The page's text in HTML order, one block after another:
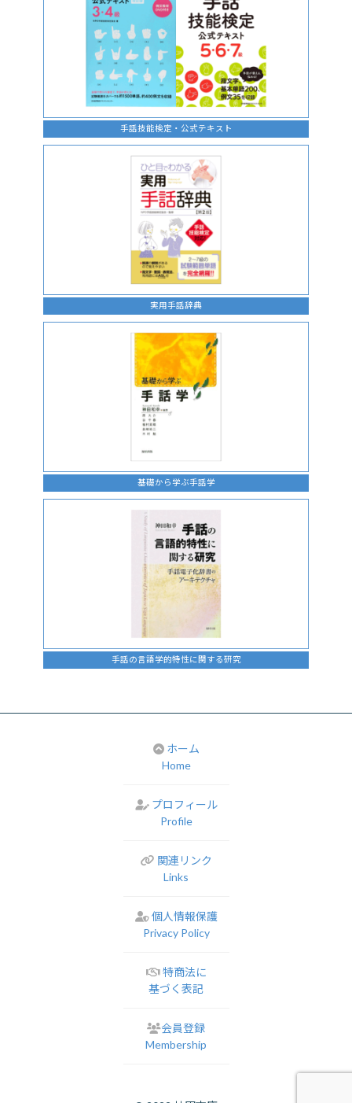
手話技能検定・公式テキスト
実用手話辞典
基礎から学ぶ手話学
手話の言語学的特性に関する研究
ホーム
Home
プロフィール
Profile
関連リンク
Links
個人情報保護
Privacy Policy
特商法に
基づく表記
会員登録
Membership